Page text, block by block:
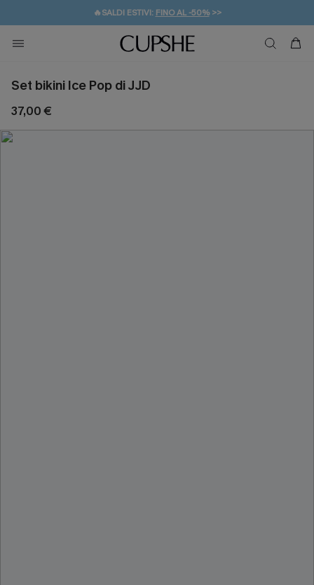
🔥SALDI ESTIVI: FINO AL -50%>>
🚚SPEDIZIONE GRATUITA DA 49€
💌REGALO PER I NUOVI: 20% DI SCONTO*
Set bikini Ice Pop di JJD
37,00 €